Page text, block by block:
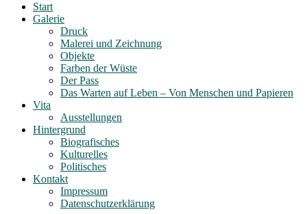
Start
Galerie
Druck
Malerei und Zeichnung
Objekte
Farben der Wüste
Der Pass
Das Warten auf Leben – Von Menschen und Papieren
Vita
Ausstellungen
Hintergrund
Biografisches
Kulturelles
Politisches
Kontakt
Impressum
Datenschutzerklärung